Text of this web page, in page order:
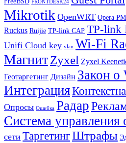
FRONTDESK24
Mikrotik OpenWRT Opera
Ruckus Ruijie TP-link CAP TP-link
Unifi Cloud key vlan Wi-Fi
МагнитZyxel Zyxel
Геотаргетинг Дизайн Закон о
Интеграция
Опросы Ошибка Радар
Система управления
сети ТаргетингШтрафы